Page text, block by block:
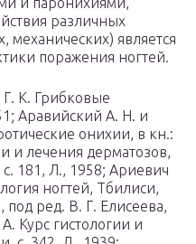
различных
механических) является
поражения ногтей.
К. Грибковые
Аравийский А. Н. и
онихии, в кн.:
и лечения дерматозов,
181, Л., 1958; Ариевич
ногтей, Тбилиси,
под ред. В. Г. Елисеева,
Курс гистологии и